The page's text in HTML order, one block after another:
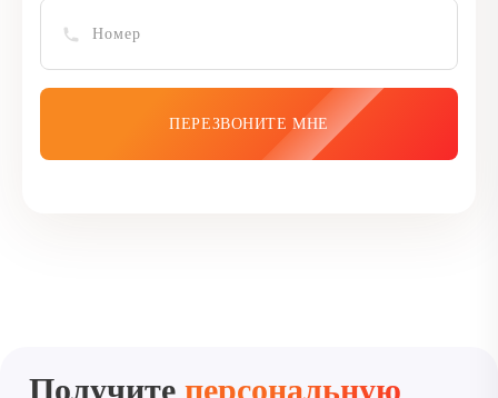
наш менеджер подготовит подборку сувениров,